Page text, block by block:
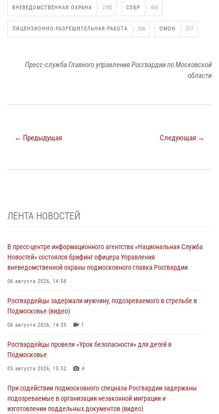
ВНЕВЕДОМСТВЕННАЯ ОХРАНА 2182 СОБР 454
ЛИЦЕНЗИОННО-РАЗРЕШИТЕЛЬНАЯ РАБОТА 256 ОМОН 517
Пресс-служба Главного управления Росгвардии по Московской
области
← Предыдущая Следующая →
ЛЕНТА НОВОСТЕЙ
В пресс-центре информационного агентства «Национальная Служба
Новостей» состоялся брифинг офицера Управления
вневедомственной охраны подмосковного главка Росгвардии
06 августа 2026, 14:58
Росгвардейцы задержали мужчину, подозреваемого в стрельбе в
Подмосковье (видео)
06 августа 2026, 14:35 1
Росгвардейцы провели «Урок безопасности» для детей в
Подмосковье
05 августа 2026, 15:52 4
При содействии подмосковного спецназа Росгвардии задержаны
подозреваемые в организации незаконной миграции и
изготовлении поддельных документов (видео)